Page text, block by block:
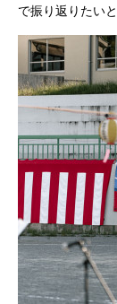
で振り返りたい